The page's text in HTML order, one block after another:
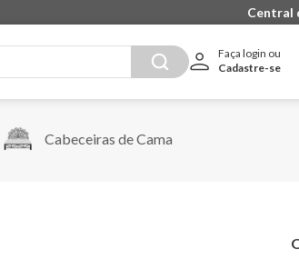
Central
Faça login ou
Cadastre-se
Cabeceiras de Cama